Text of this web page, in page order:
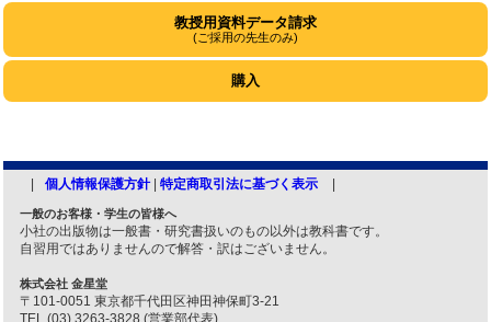
教授用資料データ請求
(ご採用の先生のみ)
購入
個人情報保護方針| 特定商取引法に基づく表示
一般のお客様・学生の皆様へ
小社の出版物は一般書・研究書扱いのもの以外は教科書です。
自習用ではありませんので解答・訳はございません。
株式会社 金星堂
〒101-0051 東京都千代田区神田神保町3-21
TEL (03) 3263-3828 (営業部代表)